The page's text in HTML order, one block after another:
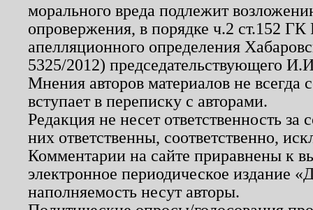
морального вреда подлежит
опровержения, в порядке ч.2 ст.152
апелляционного определения
5325/2012) председательствующего
Мнения авторов материалов не
вступает в переписку с авторами.
Редакция не несет ответственность
них ответственны, соответственно,
Комментарии на сайте приравнены к
электронное периодическое издание
наполняемость несут авторы.